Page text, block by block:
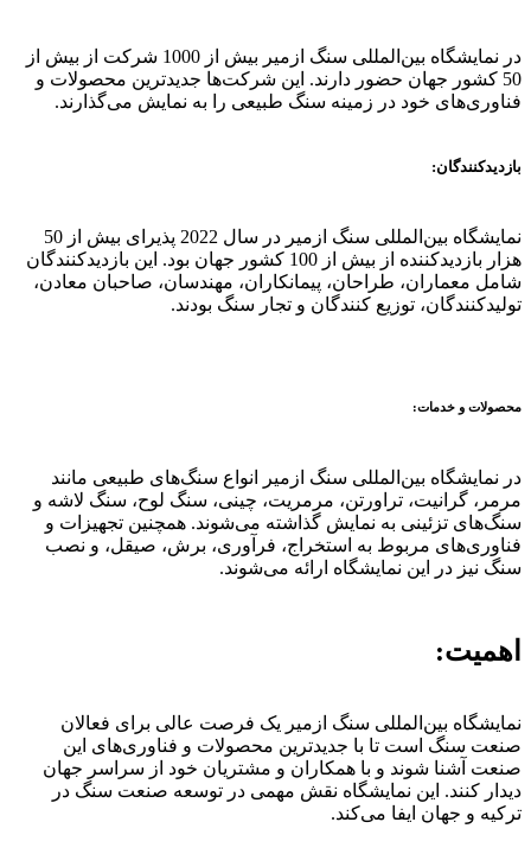
در نمایشگاه بین‌المللی سنگ ازمیر بیش از 1000 شرکت از بیش از
50 کشور جهان حضور دارند. این شرکت‌ها جدیدترین محصولات و
فناوری‌های خود در زمینه سنگ طبیعی را به نمایش می‌گذارند.
بازدیدکنندگان:
نمایشگاه بین‌المللی سنگ ازمیر در سال 2022 پذیرای بیش از 50
هزار بازدیدکننده از بیش از 100 کشور جهان بود. این بازدیدکنندگان
شامل معماران، طراحان، پیمانکاران، مهندسان، صاحبان معادن،
تولیدکنندگان، توزیع کنندگان و تجار سنگ بودند.
محصولات و خدمات:
در نمایشگاه بین‌المللی سنگ ازمیر انواع سنگ‌های طبیعی مانند
مرمر، گرانیت، تراورتن، مرمریت، چینی، سنگ لوح، سنگ لاشه و
سنگ‌های تزئینی به نمایش گذاشته می‌شوند. همچنین تجهیزات و
فناوری‌های مربوط به استخراج، فرآوری، برش، صیقل، و نصب
سنگ نیز در این نمایشگاه ارائه می‌شوند.
اهمیت:
نمایشگاه بین‌المللی سنگ ازمیر یک فرصت عالی برای فعالان
صنعت سنگ است تا با جدیدترین محصولات و فناوری‌های این
صنعت آشنا شوند و با همکاران و مشتریان خود از سراسر جهان
دیدار کنند. این نمایشگاه نقش مهمی در توسعه صنعت سنگ در
ترکیه و جهان ایفا می‌کند.